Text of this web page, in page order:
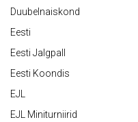
Duubelnaiskond
Eesti
Eesti Jalgpall
Eesti Koondis
EJL
EJL Miniturniirid